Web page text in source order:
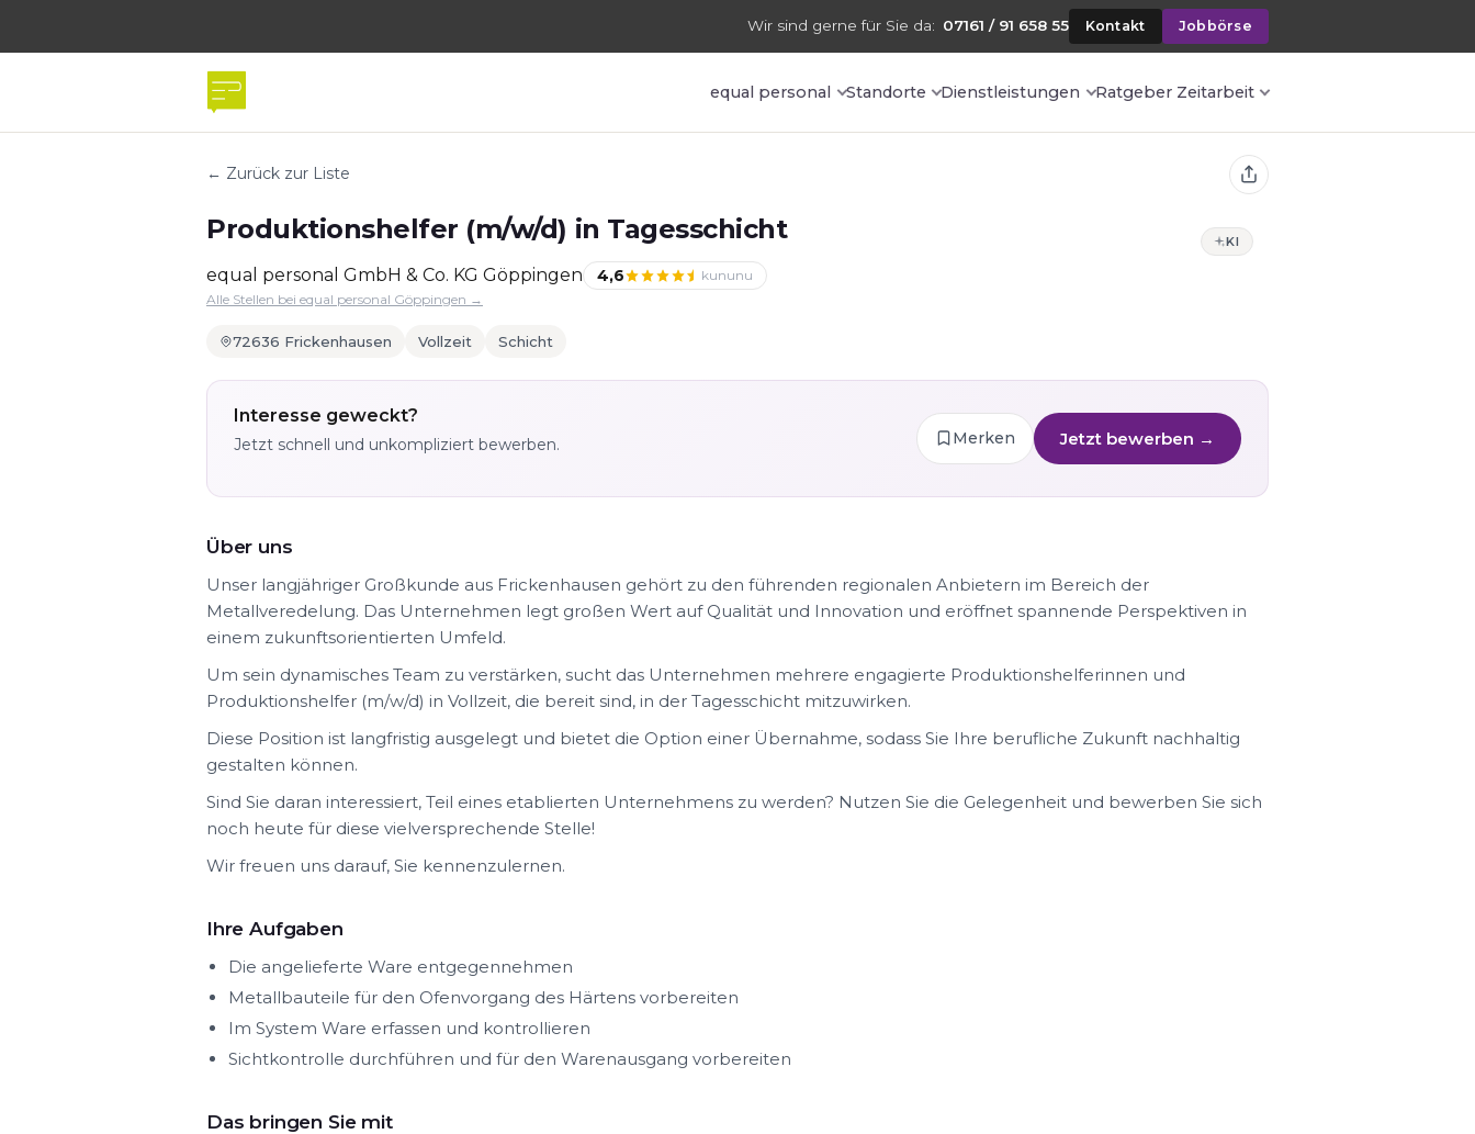
Wir sind gerne für Sie da: 07161 / 91 658 55 Kontakt Jobbörse
equal personal Standorte Dienstleistungen Ratgeber Zeitarbeit
← Zurück zur Liste
KI
Produktionshelfer (m/w/d) in Tagesschicht
equal personal GmbH & Co. KG Göppingen 4,6
kununu
Alle Stellen bei equal personal Göppingen →
72636 Frickenhausen Vollzeit Schicht
Interesse geweckt?
Jetzt schnell und unkompliziert bewerben. Merken Jetzt bewerben →
Über uns
Unser langjähriger Großkunde aus Frickenhausen gehört zu den führenden regionalen Anbietern im Bereich der
Metallveredelung. Das Unternehmen legt großen Wert auf Qualität und Innovation und eröffnet spannende Perspektiven in
einem zukunftsorientierten Umfeld.
Um sein dynamisches Team zu verstärken, sucht das Unternehmen mehrere engagierte Produktionshelferinnen und
Produktionshelfer (m/w/d) in Vollzeit, die bereit sind, in der Tagesschicht mitzuwirken.
Diese Position ist langfristig ausgelegt und bietet die Option einer Übernahme, sodass Sie Ihre berufliche Zukunft nachhaltig
gestalten können.
Sind Sie daran interessiert, Teil eines etablierten Unternehmens zu werden? Nutzen Sie die Gelegenheit und bewerben Sie sich
noch heute für diese vielversprechende Stelle!
Wir freuen uns darauf, Sie kennenzulernen.
Ihre Aufgaben
Die angelieferte Ware entgegennehmen
Metallbauteile für den Ofenvorgang des Härtens vorbereiten
Im System Ware erfassen und kontrollieren
Sichtkontrolle durchführen und für den Warenausgang vorbereiten
Das bringen Sie mit